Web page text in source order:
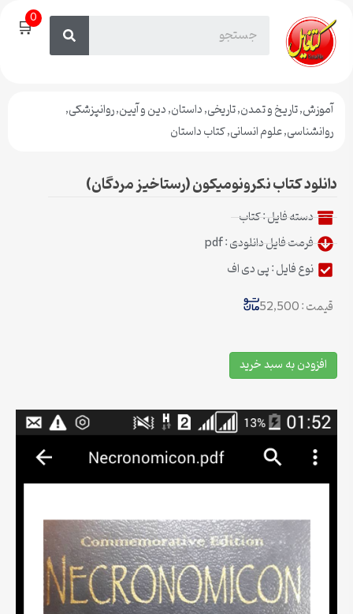
🛒0
آموزش,تاریخ و تمدن,تاریخی,داستان,دین و آیین,روانپزشکی,
روانشناسی,علوم انسانی,کتاب داستان
دانلود کتاب نکرونومیکون (رستاخیز مردگان)
دسته فایل :کتاب
فرمت فایل دانلودی : pdf
نوع فایل : پی دی اف
قیمت : 52,500
افزودن به سبد خرید